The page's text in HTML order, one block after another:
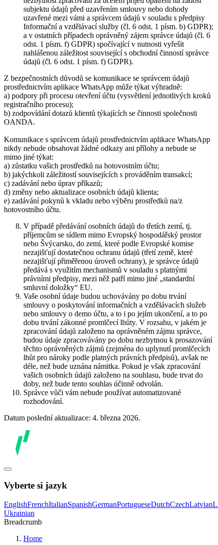
subjektu údajů před uzavřením smlouvy nebo dohody
uzavřené mezi vámi a správcem údajů v souladu s předpisy
Informační a vzdělávací služby (čl. 6 odst. 1 písm. b) GDPR);
a v ostatních případech oprávněný zájem správce údajů (čl. 6
odst. 1 písm. f) GDPR) spočívající v nutnosti vyřešit
nahlášenou záležitost související s obchodní činností správce
údajů (čl. 6 odst. 1 písm. f) GDPR).
Z bezpečnostních důvodů se komunikace se správcem údajů
prostřednictvím aplikace WhatsApp může týkat výhradně:
a) podpory při procesu otevření účtu (vysvětlení jednotlivých kroků
registračního procesu);
b) zodpovídání dotazů klientů týkajících se činnosti společnosti
OANDA.
Komunikace s správcem údajů prostřednictvím aplikace WhatsApp
nikdy nebude obsahovat žádné odkazy ani přílohy a nebude se
mimo jiné týkat:
a) zůstatku vašich prostředků na hotovostním účtu;
b) jakýchkoli záležitostí souvisejících s prováděním transakcí;
c) zadávání nebo úprav příkazů;
d) změny nebo aktualizace osobních údajů klienta;
e) zadávání pokynů k vkladu nebo výběru prostředků na/z
hotovostního účtu.
V případě předávání osobních údajů do třetích zemí, tj.
příjemcům se sídlem mimo Evropský hospodářský prostor
nebo Švýcarsko, do zemí, které podle Evropské komise
nezajišťují dostatečnou ochranu údajů (třetí země, které
nezajišťují přiměřenou úroveň ochrany), je správce údajů
předává s využitím mechanismů v souladu s platnými
právními předpisy, mezi něž patří mimo jiné „standardní
smluvní doložky“ EU.
Vaše osobní údaje budou uchovávány po dobu trvání
smlouvy o poskytování informačních a vzdělávacích služeb
nebo smlouvy o demo účtu, a to i po jejím ukončení, a to po
dobu trvání zákonné promlčecí lhůty. V rozsahu, v jakém je
zpracování údajů založeno na oprávněném zájmu správce,
budou údaje zpracovávány po dobu nezbytnou k prosazování
těchto oprávněných zájmů (zejména do uplynutí promlčecích
lhůt pro nároky podle platných právních předpisů), avšak ne
déle, než bude uznána námitka. Pokud je však zpracování
vašich osobních údajů založeno na souhlasu, bude trvat do
doby, než bude tento souhlas účinně odvolán.
Správce vůči vám nebude používat automatizované
rozhodování.
Datum poslední aktualizace: 4. března 2026.
Vyberte si jazyk
EnglishFrenchItalianSpanishGermanPortugueseDutchCzechLatvian
Ukrainian
Breadcrumb
Home